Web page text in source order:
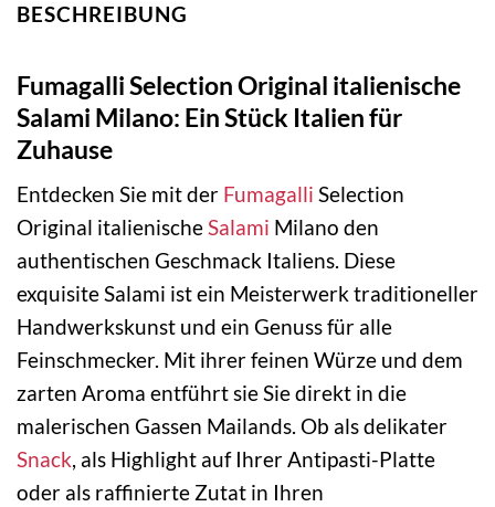
BESCHREIBUNG
Fumagalli Selection Original italienische
Salami Milano: Ein Stück Italien für
Zuhause
Entdecken Sie mit der Fumagalli Selection
Original italienischeSalami Milano den
authentischen Geschmack Italiens. Diese
exquisite Salami ist ein Meisterwerk traditioneller
Handwerkskunst und ein Genuss für alle
Feinschmecker. Mit ihrer feinen Würze und dem
zarten Aroma entführt sie Sie direkt in die
malerischen Gassen Mailands. Ob als delikater
Snack, als Highlight auf Ihrer Antipasti-Platte
oder als raffinierte Zutat in Ihren